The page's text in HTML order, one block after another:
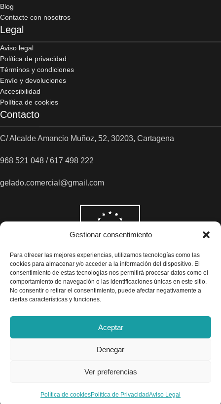
Gestionar consentimiento
Para ofrecer las mejores experiencias, utilizamos tecnologías como las
cookies para almacenar y/o acceder a la información del dispositivo. El
consentimiento de estas tecnologías nos permitirá procesar datos como el
comportamiento de navegación o las identificaciones únicas en este sitio.
No consentir o retirar el consentimiento, puede afectar negativamente a
ciertas características y funciones.
Aceptar
Denegar
Ver preferencias
Política de cookiesPolítica de PrivacidadAviso Legal
Blog
Contacte con nosotros
Legal
Aviso legal
Política de privacidad
Términos y condiciones
Envío y devoluciones
Accesibilidad
Política de cookies
Contacto
C/ Alcalde Amancio Muñoz, 52, 30203, Cartagena
968 521 048 / 617 498 222
gelado.comercial@gmail.com
TINTE